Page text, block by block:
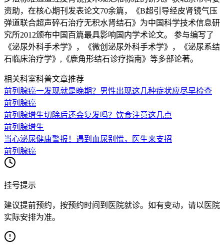
资助，在核心期刊发表论文70余篇，《B超引导经皮肾镜气压
弹道联合超声碎石治疗无积水肾结石》为中国科学技术信息研
究所2012颁布中国百篇最具影响国内学术论文。 参与编写了
《泌尿外科手术学》，《微创泌尿外科手术学》，《泌尿系结
石临床治疗学》,《鹿角形结石诊疗指南》等多部论著。
相关科室科普文章推荐
前列腺癌一发现就是晚期？男性出现这几种症状应尽早检查
前列腺癌
前列腺增生切除后还会复发吗？饮食注意这几点
前列腺增生
当心泌尿健康警报！遇到血尿别慌，医生来支招
前列腺癌
挂号提示
建议提前预约，按预约时间到医院就诊。如有变动，请以医院
实际安排为准。